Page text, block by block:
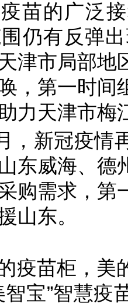
苗的广泛
仍有反弹
津市局部地
，第一时间
力天津市梅
，新冠疫情
东威海、德
购需求，第
山东。
疫苗柜，美
智宝”智慧疫